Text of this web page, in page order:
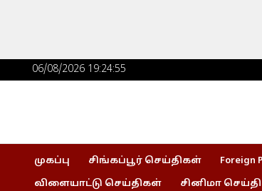
06/08/2026 19:24:56
முகப்பு சிங்கப்பூர் செய்திகள் Foreign
விளையாட்டு செய்திகள்
சினிமா